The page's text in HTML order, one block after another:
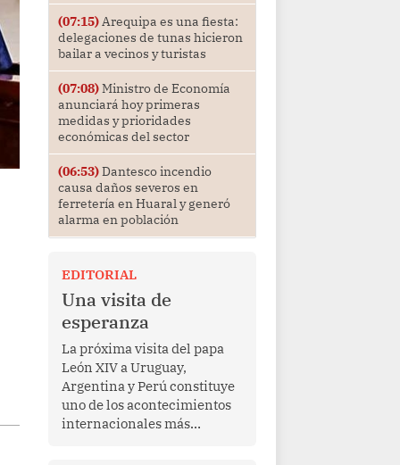
(07:15)Arequipa es una fiesta:
delegaciones de tunas hicieron
bailar a vecinos y turistas
(07:08)Ministro de Economía
anunciará hoy primeras
medidas y prioridades
económicas del sector
(06:53)Dantesco incendio
causa daños severos en
ferretería en Huaral y generó
alarma en población
EDITORIAL
Una visita de
esperanza
La próxima visita del papa
León XIV a Uruguay,
Argentina y Perú constituye
uno de los acontecimientos
internacionales más